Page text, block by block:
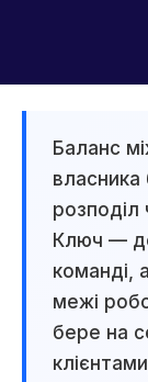
Баланс
власника
розподіл
Ключ —
команді,
межі
бере на